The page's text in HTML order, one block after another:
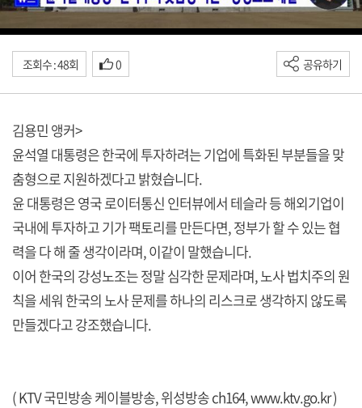
조회수 : 48회 0 공유하기
김용민 앵커>
윤석열 대통령은 한국에 투자하려는 기업에 특화된 부분들을 맞
춤형으로 지원하겠다고 밝혔습니다.
윤 대통령은 영국 로이터통신 인터뷰에서 테슬라 등 해외기업이
국내에 투자하고 기가 팩토리를 만든다면, 정부가 할 수 있는 협
력을 다 해 줄 생각이라며, 이같이 말했습니다.
이어 한국의 강성노조는 정말 심각한 문제라며, 노사 법치주의 원
칙을 세워 한국의 노사 문제를 하나의 리스크로 생각하지 않도록
만들겠다고 강조했습니다.
( KTV 국민방송 케이블방송, 위성방송 ch164,www.ktv.go.kr)